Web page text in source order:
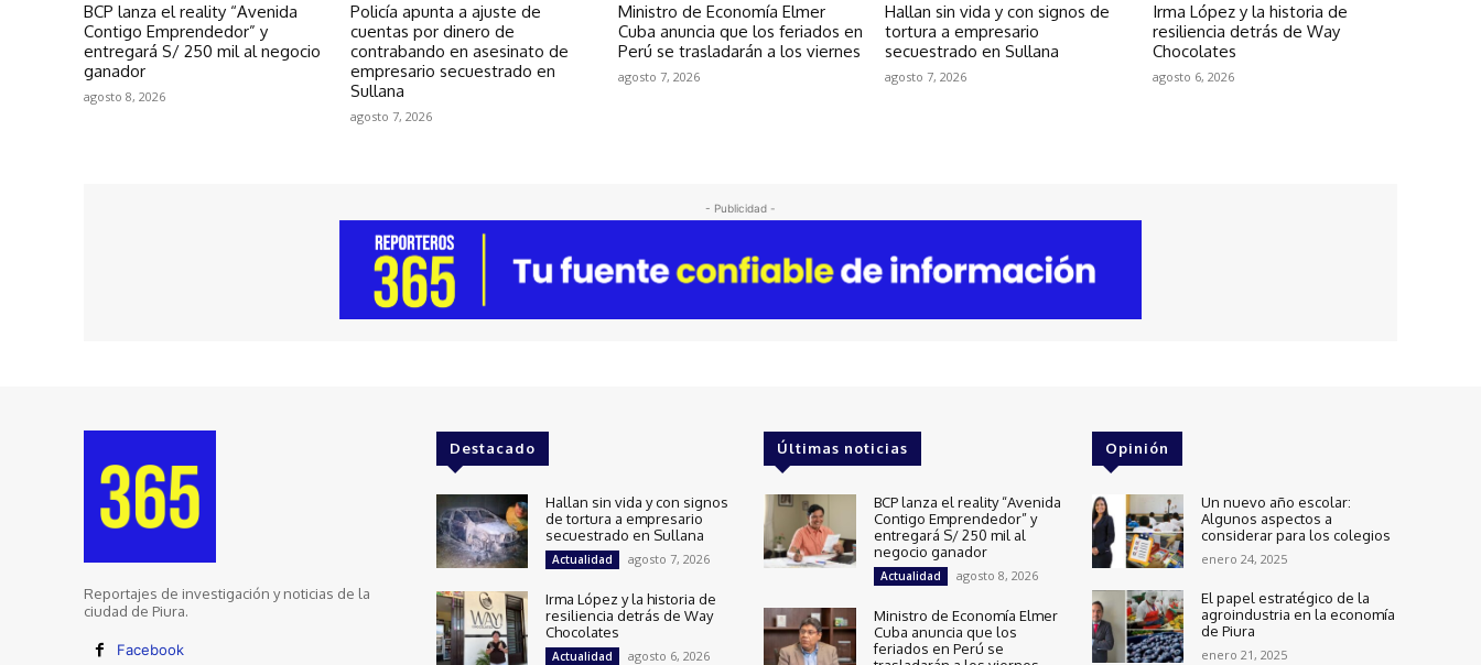
BCP lanza el reality “Avenida
Contigo Emprendedor” y
entregará S/ 250 mil al negocio
ganador
agosto 8, 2026
Policía apunta a ajuste de
cuentas por dinero de
contrabando en asesinato de
empresario secuestrado en
Sullana
agosto 7, 2026
Ministro de Economía Elmer
Cuba anuncia que los feriados en
Perú se trasladarán a los viernes
agosto 7, 2026
Hallan sin vida y con signos de
tortura a empresario
secuestrado en Sullana
agosto 7, 2026
Irma López y la historia de
resiliencia detrás de Way
Chocolates
agosto 6, 2026
- Publicidad -
Reportajes de investigación y noticias de la
ciudad de Piura.
Facebook
Destacado
Hallan sin vida y con signos
de tortura a empresario
secuestrado en Sullana
Actualidad agosto 7, 2026
Irma López y la historia de
resiliencia detrás de Way
Chocolates
Actualidad agosto 6, 2026
Últimas noticias
BCP lanza el reality “Avenida
Contigo Emprendedor” y
entregará S/ 250 mil al
negocio ganador
Actualidad agosto 8, 2026
Ministro de Economía Elmer
Cuba anuncia que los
feriados en Perú se
Opinión
Un nuevo año escolar:
Algunos aspectos a
considerar para los colegios
enero 24, 2025
El papel estratégico de la
agroindustria en la economía
de Piura
enero 21, 2025